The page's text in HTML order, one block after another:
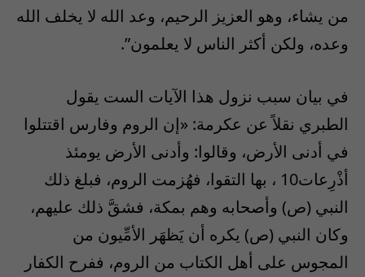
من يشاء، وهو العزيز الرحيم، وعد الله لا يخلف الله
وعده، ولكن أكثر الناس لا يعلمون”.
في بيان سبب نزول هذا الآيات الست يقول
الطبري نقلاً عن عكرمة: «إن الروم وفارس اقتتلوا
في أدنى الأرض، وقالوا: وأدنى الأرض يومئذ
أذْرِعات10 ، بها التقوا، فهُزمت الروم، فبلغ ذلك
النبي (ص) وأصحابه وهم بمكة، فشقَّ ذلك عليهم،
وكان النبي (ص) يكره أن يَظهَر الأمِّيون من
المجوس على أهل الكتاب من الروم، ففرح الكفار